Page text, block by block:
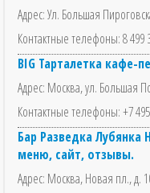
Адрес: Ул. Большая
Контактные телефоны: 8 499
BIG Тарталетка кафе-
Адрес: Москва, ул. Большая
Контактные телефоны: +7
Бар Разведка Лубянка
меню, сайт, отзывы.
Адрес: Москва, Новая пл., д.